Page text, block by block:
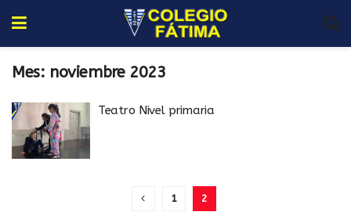
Mes: noviembre 2023
Teatro Nivel primaria
1 2